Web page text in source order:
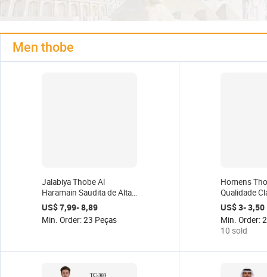
Men thobe
Jalabiya Thobe Al
Haramain Saudita de Alta
Qualidade e Novo Estilo
para Homens
US$ 7,99- 8,89
Min. Order: 23 Peças
Homens
Qualidade
Saudita Cor
Thobe /
MÉDIO
Vestido
US$ 3- 3,50
Min. Order:
10 sold